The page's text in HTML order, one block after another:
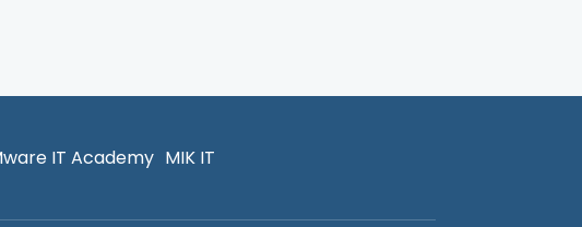
IT Academy MIK IT